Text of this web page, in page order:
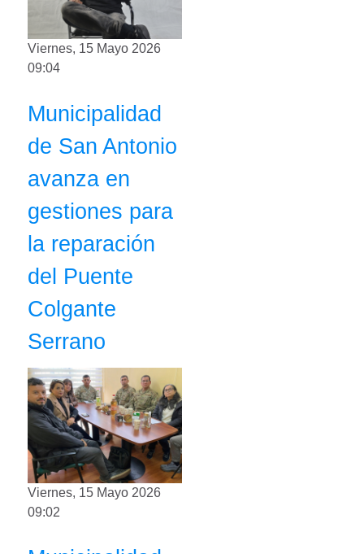
Viernes, 15 Mayo 2026
09:04
Municipalidad
de San Antonio
avanza en
gestiones para
la reparación
del Puente
Colgante
Serrano
Viernes, 15 Mayo 2026
09:02